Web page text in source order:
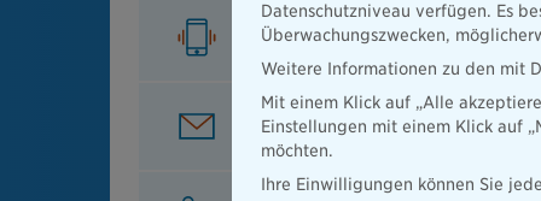
Mobil
0157/74732539
E-Mail
Datenschutzniveau verfügen. Es
Überwachungszwecken,
Weitere Informationen zu den mit
Mit einem Klick auf „Alle
Einstellungen mit einem Klick auf
möchten.
Ihre Einwilligungen können Sie